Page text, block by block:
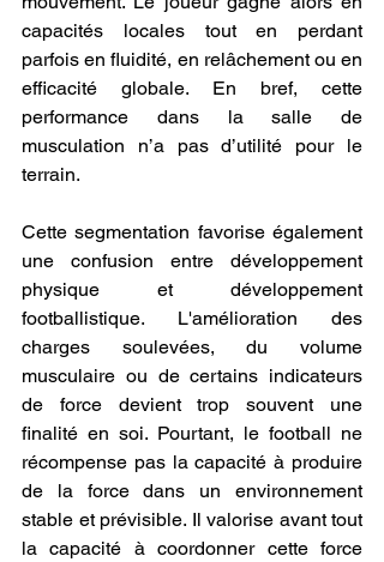
capacités locales tout en perdant
parfois en fluidité, en relâchement ou en
efficacité globale. En bref, cette
performance dans la salle de
musculation n’a pas d’utilité pour le
terrain.
Cette segmentation favorise également
une confusion entre développement
physique et développement
footballistique. L'amélioration des
charges soulevées, du volume
musculaire ou de certains indicateurs
de force devient trop souvent une
finalité en soi. Pourtant, le football ne
récompense pas la capacité à produire
de la force dans un environnement
stable et prévisible. Il valorise avant tout
la capacité à coordonner cette force